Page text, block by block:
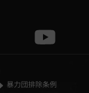
により当該事務
の推進のために
を得ることが困
暴力団排除条例